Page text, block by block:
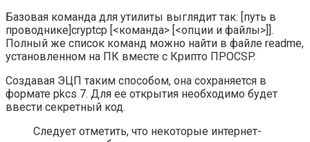
Базовая команда для утилиты выглядит так: [путь в
проводнике]cryptcp [<команда> [<опции и файлы>]].
Полный же список команд можно найти в файле readme,
установленном на ПК вместе с Крипто ПРОCSP.
Создавая ЭЦП таким способом, она сохраняется в
формате pkcs 7. Для ее открытия необходимо будет
ввести секретный код.
Следует отметить, что некоторые интернет-